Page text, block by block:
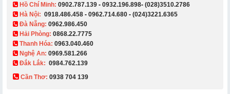
​ Hồ Chí Minh: 0902.787.139 - 0932.196.898- (028)3510.2786
Hà Nội: 0918.486.458 - 0962.714.680 - (024)3221.6365
Đà Nẵng: 0962.986.450
Hải Phòng: 0868.22.7775
Thanh Hóa: 0963.040.460
Nghệ An: 0969.581.266
Đắk Lắk: 0984.762.139
Cần Thơ: 0938 704 139​